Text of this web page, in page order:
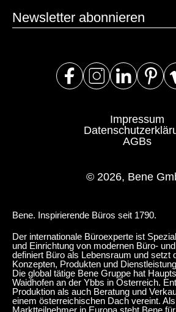
Newsletter abonnieren
© 2026, Bene
Impressum
AGBs
Bene. Inspirierende Büros seit 1790.
Der internationale Büroexperte ist
und Einrichtung von modernen Büro-
definiert Büro als Lebensraum und setzt
Konzepten, Produkten und
Die global tätige Bene Gruppe hat
Waidhofen an der Ybbs in Österreich.
Produktion als auch Beratung und
einem österreichischen Dach vereint.